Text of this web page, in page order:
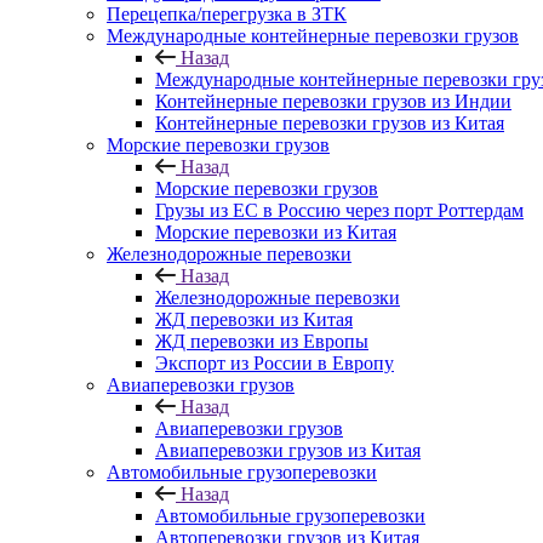
Перецепка/перегрузка в ЗТК
Международные контейнерные перевозки грузов
Назад
Международные контейнерные перевозки
Контейнерные перевозки грузов из Индии
Контейнерные перевозки грузов из Китая
Морские перевозки грузов
Назад
Морские перевозки грузов
Грузы из ЕС в Россию через порт Роттердам
Морские перевозки из Китая
Железнодорожные перевозки
Назад
Железнодорожные перевозки
ЖД перевозки из Китая
ЖД перевозки из Европы
Экспорт из России в Европу
Авиаперевозки грузов
Назад
Авиаперевозки грузов
Авиаперевозки грузов из Китая
Автомобильные грузоперевозки
Назад
Автомобильные грузоперевозки
Автоперевозки грузов из Китая